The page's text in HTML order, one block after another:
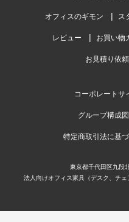
オフィスのギモン ス
レビュー お買い物
お見積り依頼
コーポレートサ
グループ構成図
特定商取引法に基
東京都千代田区九段
法人向けオフィス家具（デスク、チ